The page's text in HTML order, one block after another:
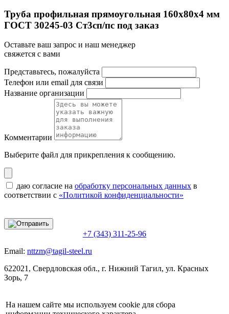
Труба профильная прямоугольная 160x80x4 мм
ГОСТ 30245-03 Ст3сп/пс под заказ
Оставьте ваш запрос и наш менеджер
свяжется с вами
Представьтесь, пожалуйста
Телефон или email для связи
Название организации
Комментарии
Выберите файл для прикрепления к сообщению.
даю согласие на обработку персональных данных в
соответствии с «Политикой конфиденциальности»
+7 (343) 311-25-96
Email: nttzm@tagil-steel.ru
622021, Свердловская обл., г. Нижний Тагил, ул. Красных
Зорь, 7
На нашем сайте мы используем cookie для сбора